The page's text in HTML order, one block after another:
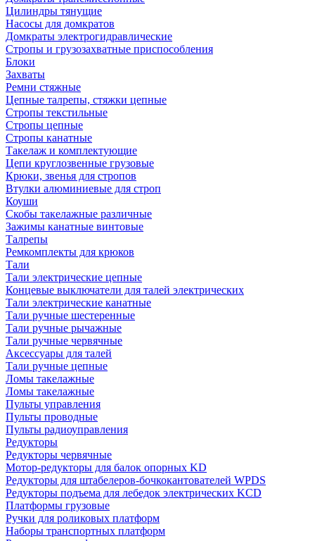
Цилиндры тянущие
Насосы для домкратов
Домкраты электрогидравлические
Стропы и грузозахватные приспособления
Блоки
Захваты
Ремни стяжные
Цепные талрепы, стяжки цепные
Стропы текстильные
Стропы цепные
Стропы канатные
Такелаж и комплектующие
Цепи круглозвенные грузовые
Крюки, звенья для стропов
Втулки алюминиевые для строп
Коуши
Скобы такелажные различные
Зажимы канатные винтовые
Талрепы
Ремкомплекты для крюков
Тали
Тали электрические цепные
Концевые выключатели для талей электрических
Тали электрические канатные
Тали ручные шестеренные
Тали ручные рычажные
Тали ручные червячные
Аксессуары для талей
Тали ручные цепные
Ломы такелажные
Ломы такелажные
Пульты управления
Пульты проводные
Пульты радиоуправления
Редукторы
Редукторы червячные
Мотор-редукторы для балок опорных KD
Редукторы для штабелеров-бочкокантователей WPDS
Редукторы подъема для лебедок электрических KCD
Платформы грузовые
Ручки для роликовых платформ
Наборы транспортных платформ